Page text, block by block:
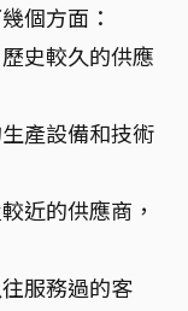
個方面：
史較久的供應
生產設備和技術
近的供應商，
服務過的客